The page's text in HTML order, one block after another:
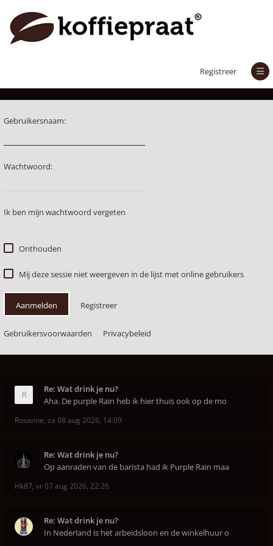
Registreer
Gebruikersnaam:
Wachtwoord:
Ik ben mijn wachtwoord vergeten
Onthouden
Mij deze sessie niet weergeven in de lijst met online gebruikers
Aanmelden Registreer
Gebruikersvoorwaarden Privacybeleid
Re: Wat drink je nu?
Aha. De purple Rain heb ik hier thuis ook op de mo
Rosanne, za 08 aug 2026, 14:09
Re: Wat drink je nu?
Op aanraden van de barista had ik Purple Rain maa
Hk87, vr 07 aug 2026, 22:26
Re: Wat drink je nu?
In Nederland is het arbeidsloon en de winkelhuur o